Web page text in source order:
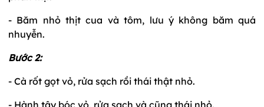
- Băm nhỏ thịt cua và tôm, lưu ý không băm quá
nhuyễn.
Bước 2:
- Cà rốt gọt vỏ, rửa sạch rồi thái thật nhỏ.
- Hành tây bóc vỏ, rửa sạch và cũng thái nhỏ.